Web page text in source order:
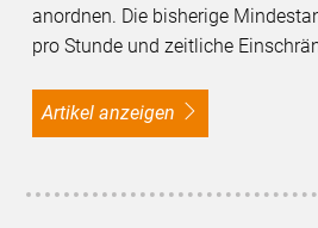
anordnen. Die bisherige
pro Stunde und zeitliche
Artikel anzeigen